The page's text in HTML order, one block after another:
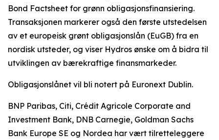
Bond Factsheet for grønn obligasjonsfinansiering.
Transaksjonen markerer også den første utstedelsen
av et europeisk grønt obligasjonslån (EuGB) fra en
nordisk utsteder, og viser Hydros ønske om å bidra til
utviklingen av bærekraftige finansmarkeder.
Obligasjonslånet vil bli notert på Euronext Dublin.
BNP Paribas, Citi, Crédit Agricole Corporate and
Investment Bank, DNB Carnegie, Goldman Sachs
Bank Europe SE og Nordea har vært tilretteleggere